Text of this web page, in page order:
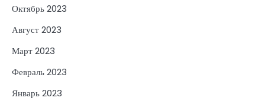
Октябрь 2023
Август 2023
Март 2023
Февраль 2023
Январь 2023